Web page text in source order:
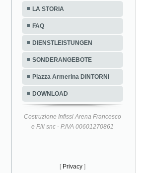
LA STORIA
FAQ
DIENSTLEISTUNGEN
SONDERANGEBOTE
Piazza Armerina DINTORNI
DOWNLOAD
Costruzione Infissi Arena Francesco
e F.lli snc - P.IVA 00601270861
[ Privacy ]